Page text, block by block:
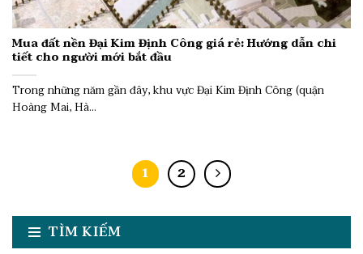
Mua đất nền Đại Kim Định Công giá rẻ: Hướng dẫn chi
tiết cho người mới bắt đầu
Trong những năm gần đây, khu vực Đại Kim Định Công (quận
Hoàng Mai, Hà...
1 2
TÌM KIẾM